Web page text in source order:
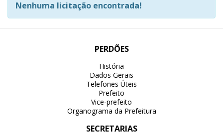
Nenhuma licitação encontrada!
PERDÕES
História
Dados Gerais
Telefones Úteis
Prefeito
Vice-prefeito
Organograma da Prefeitura
SECRETARIAS